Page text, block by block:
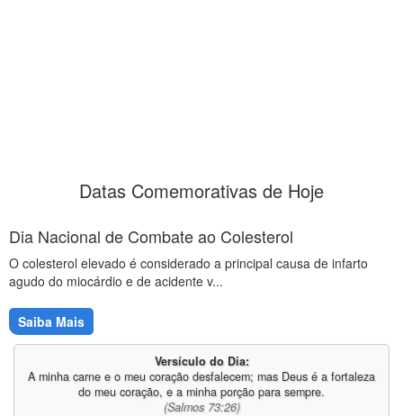
Datas Comemorativas de Hoje
Dia Nacional de Combate ao Colesterol
O colesterol elevado é considerado a principal causa de infarto
agudo do miocárdio e de acidente v...
Saiba Mais
Versículo do Dia:
A minha carne e o meu coração desfalecem; mas Deus é a fortaleza
do meu coração, e a minha porção para sempre.
(Salmos 73:26)